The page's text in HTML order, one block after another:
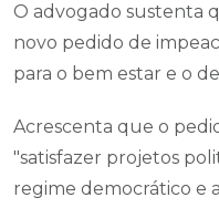
O advogado sustenta
novo pedido de
para o bem estar e o
Acrescenta que o
"satisfazer projetos
regime democrático e